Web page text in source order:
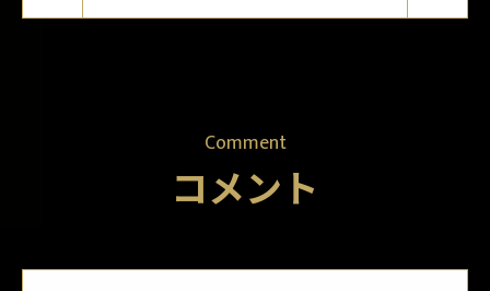
Comment
コメント